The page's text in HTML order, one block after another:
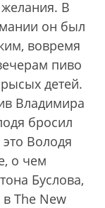
желания. В
он был
вовремя
пиво
детей.
Владимира
бросил
Володя
о чем
Буслова,
The New